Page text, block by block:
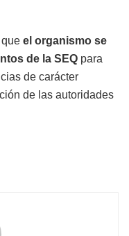
el organismo se
de la SEQ para
de carácter
de las autoridades